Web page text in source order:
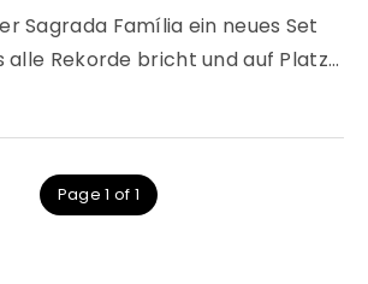
Sagrada Família ein neues Set
Rekorde bricht und auf Platz…
Page 1 of 1